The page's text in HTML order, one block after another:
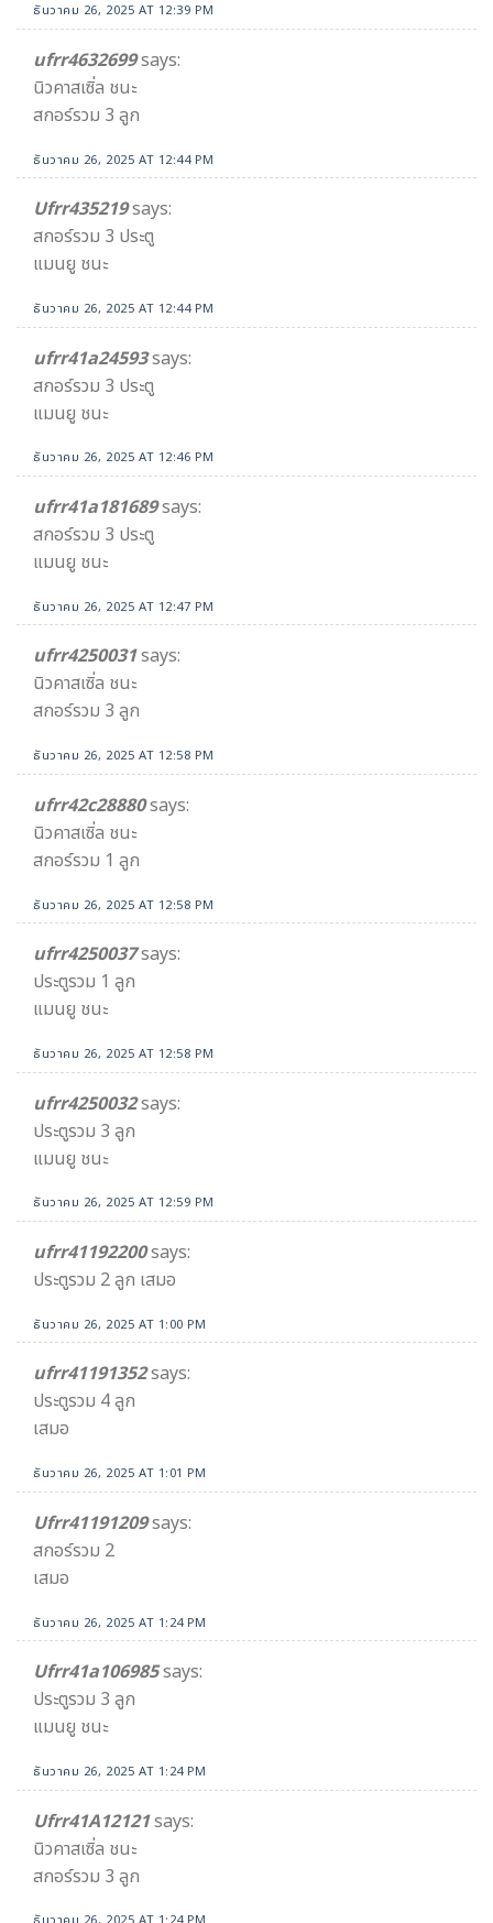
ธันวาคม 26, 2025 AT 12:39 PM
ufrr4632699says:
นิวคาสเซิ่ล ชนะ
สกอร์รวม 3 ลูก
ธันวาคม 26, 2025 AT 12:44 PM
Ufrr435219says:
สกอร์รวม 3 ประตู
แมนยู ชนะ
ธันวาคม 26, 2025 AT 12:44 PM
ufrr41a24593says:
สกอร์รวม 3 ประตู
แมนยู ชนะ
ธันวาคม 26, 2025 AT 12:46 PM
ufrr41a181689says:
สกอร์รวม 3 ประตู
แมนยู ชนะ
ธันวาคม 26, 2025 AT 12:47 PM
ufrr4250031says:
นิวคาสเซิ่ล ชนะ
สกอร์รวม 3 ลูก
ธันวาคม 26, 2025 AT 12:58 PM
ufrr42c28880says:
นิวคาสเซิ่ล ชนะ
สกอร์รวม 1 ลูก
ธันวาคม 26, 2025 AT 12:58 PM
ufrr4250037says:
ประตูรวม 1 ลูก
แมนยู ชนะ
ธันวาคม 26, 2025 AT 12:58 PM
ufrr4250032says:
ประตูรวม 3 ลูก
แมนยู ชนะ
ธันวาคม 26, 2025 AT 12:59 PM
ufrr41192200says:
ประตูรวม 2 ลูก เสมอ
ธันวาคม 26, 2025 AT 1:00 PM
ufrr41191352says:
ประตูรวม 4 ลูก
เสมอ
ธันวาคม 26, 2025 AT 1:01 PM
Ufrr41191209says:
สกอร์รวม 2
เสมอ
ธันวาคม 26, 2025 AT 1:24 PM
Ufrr41a106985says:
ประตูรวม 3 ลูก
แมนยู ชนะ
ธันวาคม 26, 2025 AT 1:24 PM
Ufrr41A12121says:
นิวคาสเซิ่ล ชนะ
สกอร์รวม 3 ลูก